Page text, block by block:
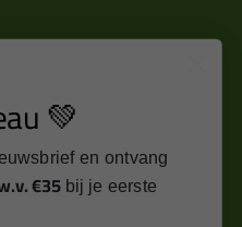
rechtstreeks in je
💚
en ontvang
€35 bij je eerste